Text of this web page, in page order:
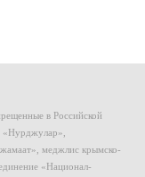
в Российской
меджлис крымско-
«Национал-